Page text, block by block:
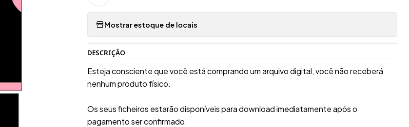
Mostrar estoque de locais
DESCRIÇÃO
Esteja consciente que você está comprando um arquivo digital, você não receberá
nenhum produto físico.
Os seus ficheiros estarão disponíveis para download imediatamente após o
pagamento ser confirmado.